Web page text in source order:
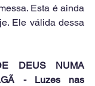
Esta é ainda
Ele válida dessa
DEUS NUMA
- Luzes nas